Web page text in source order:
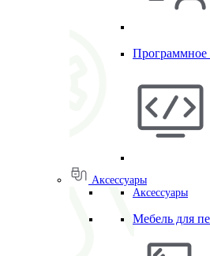
Программное
Аксессуары
Аксессуары
Мебель для